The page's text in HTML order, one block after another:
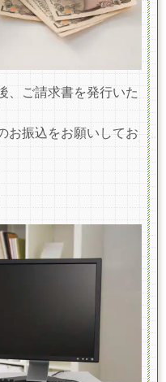
、ご請求書を発行いた
お振込をお願いしてお